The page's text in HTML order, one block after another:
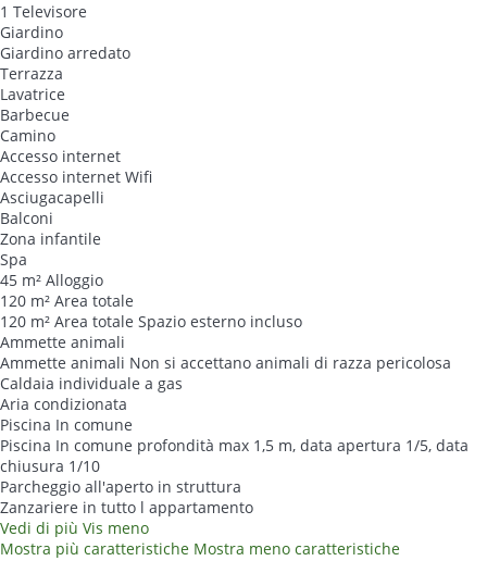
1 Televisore
Giardino
Giardino arredato
Terrazza
Lavatrice
Barbecue
Camino
Accesso internet
Accesso internet Wifi
Asciugacapelli
Balconi
Zona infantile
Spa
45 m² Alloggio
120 m² Area totale
120 m² Area totale Spazio esterno incluso
Ammette animali
Ammette animali Non si accettano animali di razza pericolosa
Caldaia individuale a gas
Aria condizionata
Piscina In comune
Piscina In comune profondità max 1,5 m, data apertura 1/5, data
chiusura 1/10
Parcheggio all'aperto in struttura
Zanzariere in tutto l appartamento
Vedi di più Vis meno
Mostra più caratteristiche Mostra meno caratteristiche